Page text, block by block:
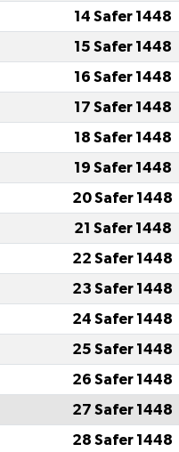
14 Safer 1448
15 Safer 1448
16 Safer 1448
17 Safer 1448
18 Safer 1448
19 Safer 1448
20 Safer 1448
21 Safer 1448
22 Safer 1448
23 Safer 1448
24 Safer 1448
25 Safer 1448
26 Safer 1448
27 Safer 1448
28 Safer 1448